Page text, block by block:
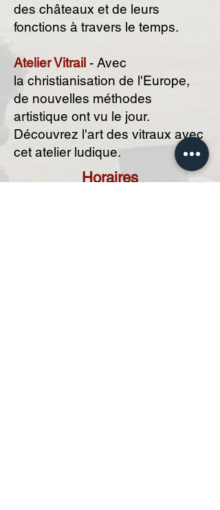
des châteaux et de leurs
fonctions à travers le temps.
Atelier Vitrail - Avec
la christianisation de l'Europe,
de nouvelles méthodes
artistique ont vu le jour.
Découvrez l'art des vitraux avec
cet atelier ludique.
Horaires